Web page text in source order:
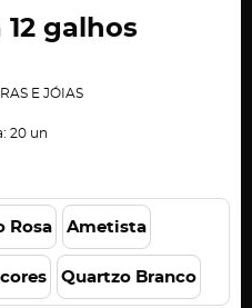
galhos
E JÓIAS
20 un
Rosa Ametista
Quartzo Branco